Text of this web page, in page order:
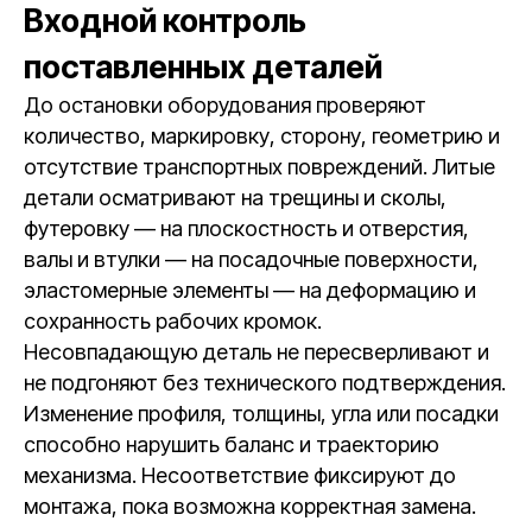
Входной контроль
поставленных деталей
До остановки оборудования проверяют
количество, маркировку, сторону, геометрию и
отсутствие транспортных повреждений. Литые
детали осматривают на трещины и сколы,
футеровку — на плоскостность и отверстия,
валы и втулки — на посадочные поверхности,
эластомерные элементы — на деформацию и
сохранность рабочих кромок.
Несовпадающую деталь не пересверливают и
не подгоняют без технического подтверждения.
Изменение профиля, толщины, угла или посадки
способно нарушить баланс и траекторию
механизма. Несоответствие фиксируют до
монтажа, пока возможна корректная замена.